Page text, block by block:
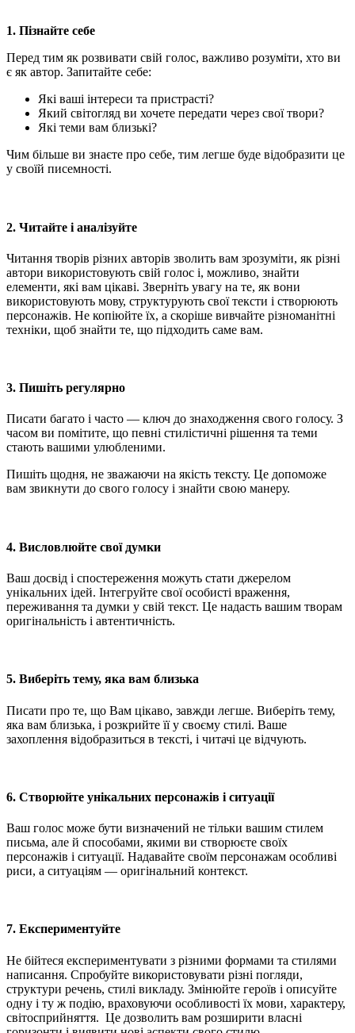
1. Пізнайте себе
Перед тим як розвивати свій голос, важливо розуміти, хто ви
є як автор. Запитайте себе:
Які ваші інтереси та пристрасті?
Який світогляд ви хочете передати через свої твори?
Які теми вам близькі?
Чим більше ви знаєте про себе, тим легше буде відобразити це
у своїй писемності.
2. Читайте і аналізуйте
Читання творів різних авторів зволить вам зрозуміти, як різні
автори використовують свій голос і, можливо, знайти
елементи, які вам цікаві. Зверніть увагу на те, як вони
використовують мову, структурують свої тексти і створюють
персонажів. Не копіюйте їх, а скоріше вивчайте різноманітні
техніки, щоб знайти те, що підходить саме вам.
3. Пишіть регулярно
Писати багато і часто — ключ до знаходження свого голосу. З
часом ви помітите, що певні стилістичні рішення та теми
стають вашими улюбленими.
Пишіть щодня, не зважаючи на якість тексту. Це допоможе
вам звикнути до свого голосу і знайти свою манеру.
4. Висловлюйте свої думки
Ваш досвід і спостереження можуть стати джерелом
унікальних ідей. Інтегруйте свої особисті враження,
переживання та думки у свій текст. Це надасть вашим творам
оригінальність і автентичність.
5. Виберіть тему, яка вам близька
Писати про те, що Вам цікаво, завжди легше. Виберіть тему,
яка вам близька, і розкрийте її у своєму стилі. Ваше
захоплення відобразиться в тексті, і читачі це відчують.
6. Створюйте унікальних персонажів і ситуації
Ваш голос може бути визначений не тільки вашим стилем
письма, але й способами, якими ви створюєте своїх
персонажів і ситуації. Надавайте своїм персонажам особливі
риси, а ситуаціям — оригінальний контекст.
7. Експериментуйте
Не бійтеся експериментувати з різними формами та стилями
написання. Спробуйте використовувати різні погляди,
структури речень, стилі викладу. Змінюйте героїв і описуйте
одну і ту ж подію, враховуючи особливості їх мови, характеру,
світосприйняття. Це дозволить вам розширити власні